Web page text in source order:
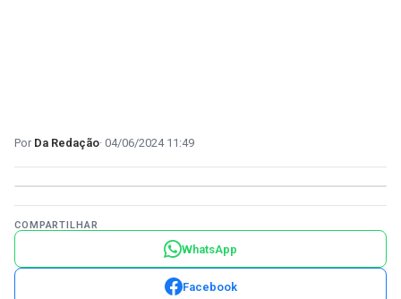
Da Redação 04/06/2024 11:49
COMPARTILHAR
WhatsApp
Facebook